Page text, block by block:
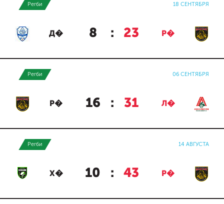
Регби 18 СЕНТЯБРЯ
Д� 8 : 23 Р�
Регби 06 СЕНТЯБРЯ
Р� 16 : 31 Л�
Регби 14 АВГУСТА
Х� 10 : 43 Р�